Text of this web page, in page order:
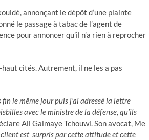
annonçant le dépôt d’une plainte
le passage à tabac de l’agent de
pour annoncer qu’il n’a rien à reprocher
haut cités. Autrement, il ne les a pas
fin le même jour puis j’ai adressé la lettre
avec le ministre de la défense, qu’ils
Ali Galmaye Tchouwi. Son avocat, Me
est surpris par cette attitude et cette